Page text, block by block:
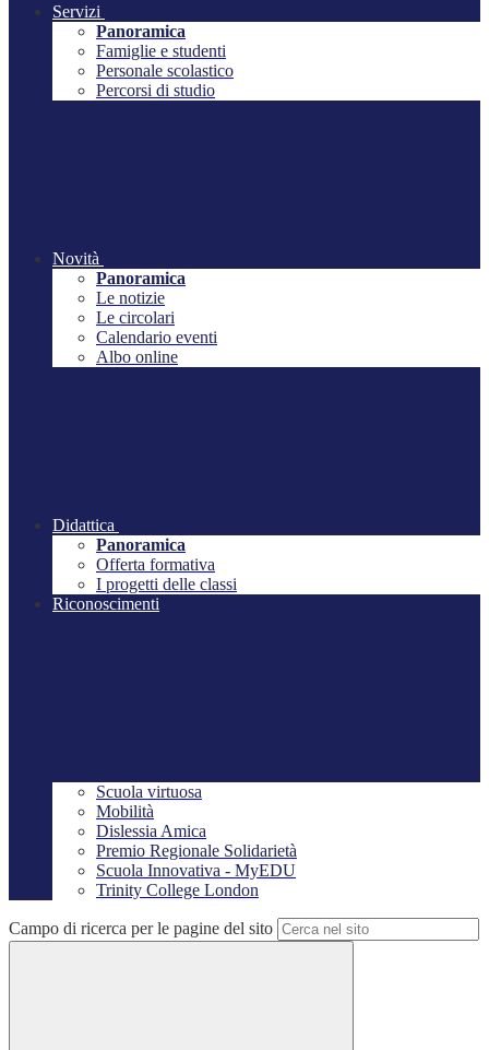
Servizi
Panoramica
Famiglie e studenti
Personale scolastico
Percorsi di studio
Novità
Panoramica
Le notizie
Le circolari
Calendario eventi
Albo online
Didattica
Panoramica
Offerta formativa
I progetti delle classi
Riconoscimenti
Scuola virtuosa
Mobilità
Dislessia Amica
Premio Regionale Solidarietà
Scuola Innovativa - MyEDU
Trinity College London
Campo di ricerca per le pagine del sito